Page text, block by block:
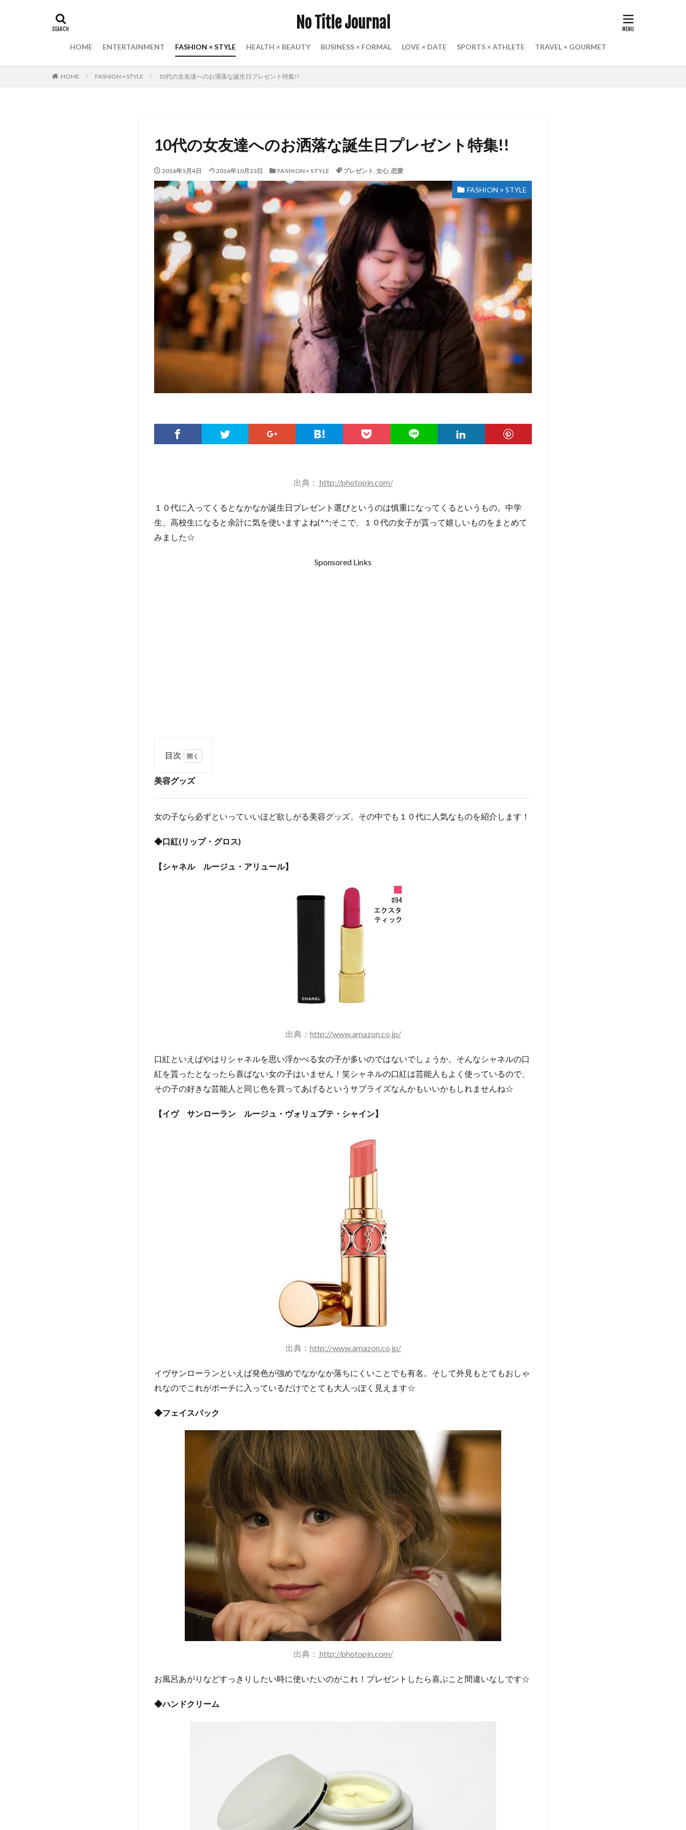
No Title Journal
HOME ENTERTAINMENT FASHION × STYLE HEALTH × BEAUTY BUSINESS × FORMAL LOVE × DATE SPORTS × ATHLETE TRAVEL × GOURMET
HOME FASHION × STYLE 10代の女友達へのお洒落な誕生日プレゼント特集!!
10代の女友達へのお洒落な誕生日プレゼント特集!!
2016年5月4日 2016年10月23日 FASHION × STYLE プレゼント, 女心, 恋愛
FASHION × STYLE
出典： http://photopin.com/
１０代に入ってくるとなかなか誕生日プレゼント選びというのは慎重になってくるというもの。中学
生、高校生になると余計に気を使いますよね(^^;そこで、１０代の女子が貰って嬉しいものをまとめて
みました☆
Sponsored Links
目次
美
ッ
2
ロ
者
の
ま
と
美容グッズ
女の子なら必ずといっていいほど欲しがる美容グッズ。その中でも１０代に人気なものを紹介します！
◆口紅(リップ・グロス)
【シャネル ルージュ・アリュール】
出典： http://www.amazon.co.jp/
口紅といえばやはりシャネルを思い浮かべる女の子が多いのではないでしょうか。そんなシャネルの口
紅を貰ったとなったら喜ばない女の子はいません！笑シャネルの口紅は芸能人もよく使っているので、
その子の好きな芸能人と同じ色を買ってあげるというサプライズなんかもいいかもしれませんね☆
【イヴ サンローラン ルージュ・ヴォリュプテ・シャイン】
出典： http://www.amazon.co.jp/
イヴサンローランといえば発色が強めでなかなか落ちにくいことでも有名。そして外見もとてもおしゃ
れなのでこれがポーチに入っているだけでとても大人っぽく見えます☆
◆フェイスパック
出典： http://photopin.com/
お風呂あがりなどすっきりしたい時に使いたいのがこれ！プレゼントしたら喜ぶこと間違いなしです☆
◆ハンドクリーム